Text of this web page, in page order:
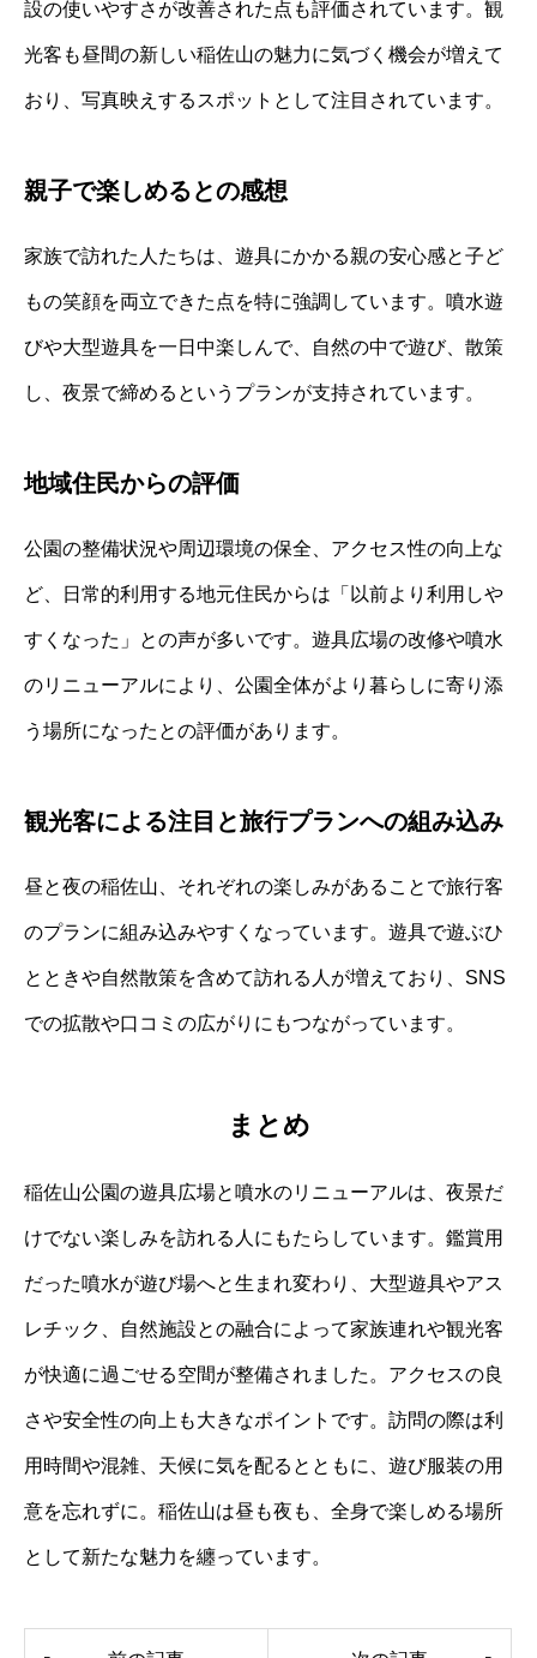
設の使いやすさが改善された点も評価されています。観
光客も昼間の新しい稲佐山の魅力に気づく機会が増えて
おり、写真映えするスポットとして注目されています。
親子で楽しめるとの感想
家族で訪れた人たちは、遊具にかかる親の安心感と子ど
もの笑顔を両立できた点を特に強調しています。噴水遊
びや大型遊具を一日中楽しんで、自然の中で遊び、散策
し、夜景で締めるというプランが支持されています。
地域住民からの評価
公園の整備状況や周辺環境の保全、アクセス性の向上な
ど、日常的利用する地元住民からは「以前より利用しや
すくなった」との声が多いです。遊具広場の改修や噴水
のリニューアルにより、公園全体がより暮らしに寄り添
う場所になったとの評価があります。
観光客による注目と旅行プランへの組み込み
昼と夜の稲佐山、それぞれの楽しみがあることで旅行客
のプランに組み込みやすくなっています。遊具で遊ぶひ
とときや自然散策を含めて訪れる人が増えており、SNS
での拡散や口コミの広がりにもつながっています。
まとめ
稲佐山公園の遊具広場と噴水のリニューアルは、夜景だ
けでない楽しみを訪れる人にもたらしています。鑑賞用
だった噴水が遊び場へと生まれ変わり、大型遊具やアス
レチック、自然施設との融合によって家族連れや観光客
が快適に過ごせる空間が整備されました。アクセスの良
さや安全性の向上も大きなポイントです。訪問の際は利
用時間や混雑、天候に気を配るとともに、遊び服装の用
意を忘れずに。稲佐山は昼も夜も、全身で楽しめる場所
として新たな魅力を纏っています。